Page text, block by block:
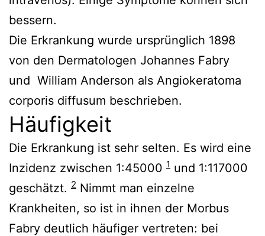
bessern.
Die Erkrankung wurde ursprünglich 1898
von den Dermatologen Johannes Fabry
und William Anderson als Angiokeratoma
corporis diffusum beschrieben.
Häufigkeit
Die Erkrankung ist sehr selten. Es wird eine
Inzidenz zwischen 1:45000 1 und 1:117000
geschätzt. 2 Nimmt man einzelne
Krankheiten, so ist in ihnen der Morbus
Fabry deutlich häufiger vertreten: bei